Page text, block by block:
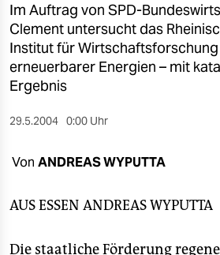
kultur
sport
berlin
nord
wahrheit
veranstaltungen
Im Auftrag von SPD-
Clement untersucht das
Institut für
erneuerbarer Energien – mit
Ergebnis
29.5.2004 0:00 Uhr
Von ANDREAS WYPUTTA
AUS ESSEN ANDREAS WYPUTTA
Die staatliche Förderung